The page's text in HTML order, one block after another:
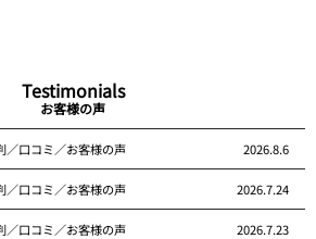
Testimonials
お客様の声
／口コミ／お客様の声 2026.8.6
／口コミ／お客様の声 2026.7.24
／口コミ／お客様の声 2026.7.23